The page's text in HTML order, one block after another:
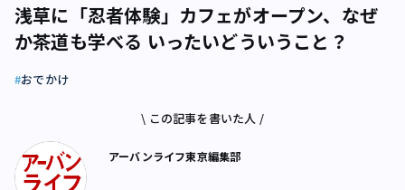
浅草に「忍者体験」カフェがオープン、なぜ
か茶道も学べる いったいどういうこと？
おでかけ
\ この記事を書いた人 /
アーバンライフ東京編集部